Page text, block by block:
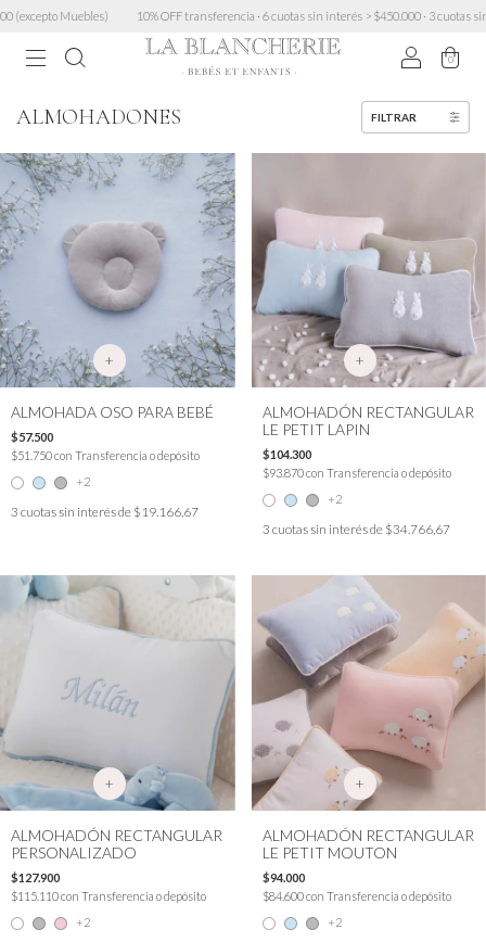
10% OFF transferencia · 6 cuotas sin interés > $450.000 · 3 cuotas sin mínimo · Envío
0
ALMOHADONES FILTRAR
+
ALMOHADA OSO PARA BEBÉ
$57.500
$51.750con Transferencia o depósito
+2
3 cuotas sin interés de $19.166,67
+
ALMOHADÓN RECTANGULAR
LE PETIT LAPIN
$104.300
$93.870con Transferencia o depósito
+2
3 cuotas sin interés de $34.766,67
+
ALMOHADÓN RECTANGULAR
PERSONALIZADO
$127.900
$115.110con Transferencia o depósito
+2
+
ALMOHADÓN RECTANGULAR
LE PETIT MOUTON
$94.000
$84.600con Transferencia o depósito
+2